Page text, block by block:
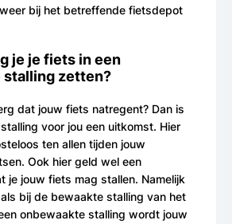
bij het betreffende fietsdepot
je je fiets in een
stalling zetten?
dat jouw fiets natregent? Dan is
voor jou een uitkomst. Hier
ten allen tijden jouw
Ook hier geld wel een
je jouw fiets mag stallen. Namelijk
bij de bewaakte stalling van het
onbewaakte stalling wordt jouw